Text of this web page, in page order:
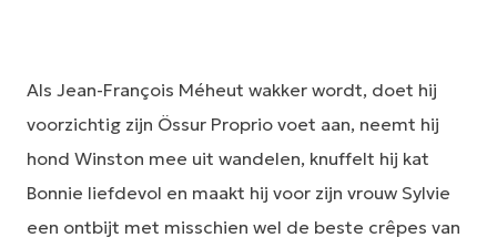
Als Jean-François Méheut wakker wordt, doet hij
voorzichtig zijn Össur Proprio voet aan, neemt hij
hond Winston mee uit wandelen, knuffelt hij kat
Bonnie liefdevol en maakt hij voor zijn vrouw Sylvie
een ontbijt met misschien wel de beste crêpes van